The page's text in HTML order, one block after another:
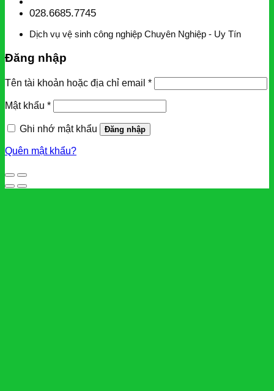
028.6685.7745
Dịch vụ vệ sinh công nghiệp Chuyên Nghiệp - Uy Tín
Đăng nhập
Tên tài khoản hoặc địa chỉ email *
Mật khẩu *
Ghi nhớ mật khẩu Đăng nhập
Quên mật khẩu?